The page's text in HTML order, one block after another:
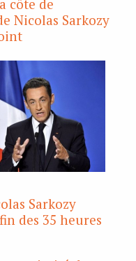
côte de
Nicolas Sarkozy
Sarkozy
des 35 heures